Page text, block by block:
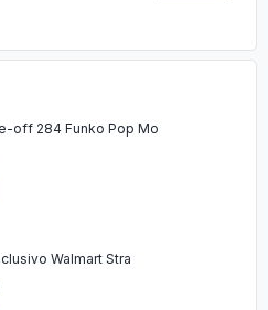
off 284 Funko Pop Mo
Walmart Stra